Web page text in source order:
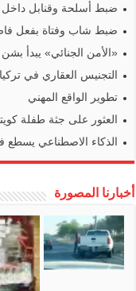
ضبط أسلحة وقنابل
ضبط شاب وفتاة بفعل
«الأمن الجنائي» يبدأ
التجنيس العقاري في تركيا
تطوير الواقع المهني
العثور على جثة طفلة
الذكاء الاصطناعي
أخبارنا المصورة